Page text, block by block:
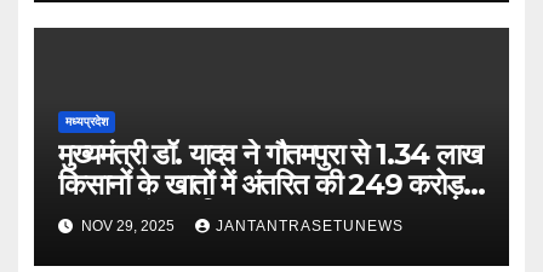
मध्यप्रदेश
मुख्यमंत्री डॉ. यादव ने गौतमपुरा से 1.34 लाख
किसानों के खातों में अंतरित की 249 करोड़
रूपए भावांतर राशि
NOV 29, 2025 JANTANTRASETUNEWS